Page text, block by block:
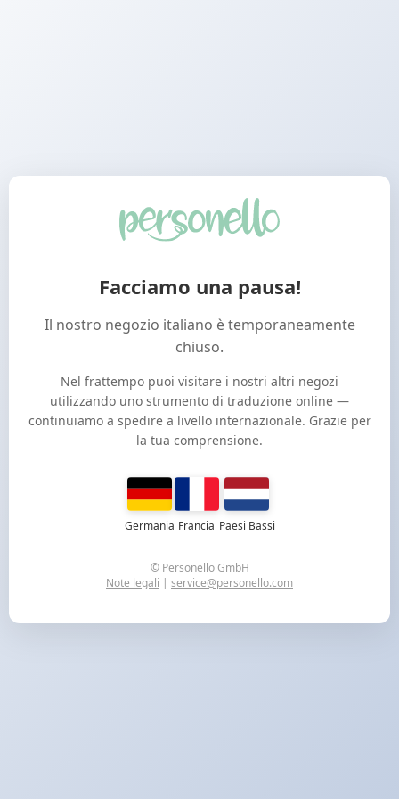
Facciamo una pausa!
Il nostro negozio italiano è temporaneamente
chiuso.
Nel frattempo puoi visitare i nostri altri negozi
utilizzando uno strumento di traduzione online —
continuiamo a spedire a livello internazionale. Grazie per
la tua comprensione.
Germania Francia Paesi Bassi
© Personello GmbH
Note legali | service@personello.com